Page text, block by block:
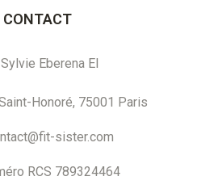
CONTACT
Sylvie Eberena EI
Honoré, 75001 Paris
sister.com
RCS 789324464